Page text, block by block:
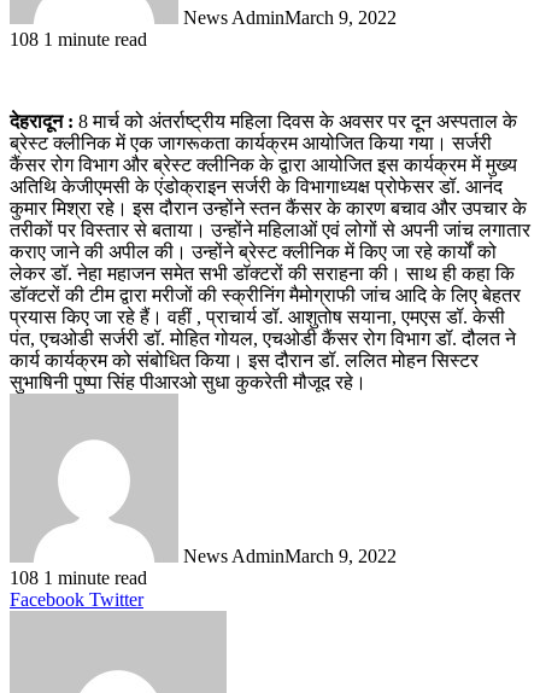
News AdminMarch 9, 2022
108 1 minute read
देहरादून : 8 मार्च को अंतर्राष्ट्रीय महिला दिवस के अवसर पर दून अस्पताल के
ब्रेस्ट क्लीनिक में एक जागरूकता कार्यक्रम आयोजित किया गया। सर्जरी
कैंसर रोग विभाग और ब्रेस्ट क्लीनिक के द्वारा आयोजित इस कार्यक्रम में मुख्य
अतिथि केजीएमसी के एंडोक्राइन सर्जरी के विभागाध्यक्ष प्रोफेसर डॉ. आनंद
कुमार मिश्रा रहे। इस दौरान उन्होंने स्तन कैंसर के कारण बचाव और उपचार के
तरीकों पर विस्तार से बताया। उन्होंने महिलाओं एवं लोगों से अपनी जांच लगातार
कराए जाने की अपील की। उन्होंने ब्रेस्ट क्लीनिक में किए जा रहे कार्यों को
लेकर डॉ. नेहा महाजन समेत सभी डॉक्टरों की सराहना की। साथ ही कहा कि
डॉक्टरों की टीम द्वारा मरीजों की स्क्रीनिंग मैमोग्राफी जांच आदि के लिए बेहतर
प्रयास किए जा रहे हैं। वहीं , प्राचार्य डॉ. आशुतोष सयाना, एमएस डॉ. केसी
पंत, एचओडी सर्जरी डॉ. मोहित गोयल, एचओडी कैंसर रोग विभाग डॉ. दौलत ने
कार्य कार्यक्रम को संबोधित किया। इस दौरान डॉ. ललित मोहन सिस्टर
सुभाषिनी पुष्पा सिंह पीआरओ सुधा कुकरेती मौजूद रहे।
News AdminMarch 9, 2022
108 1 minute read
Facebook TwitterLinkedIn
Tumblr
Pinterest
Reddit
VKontakte
Share
Print